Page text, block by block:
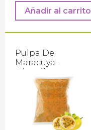
Añadir al carrito
Pulpa De
Maracuya
C/semilla con
Azúcar